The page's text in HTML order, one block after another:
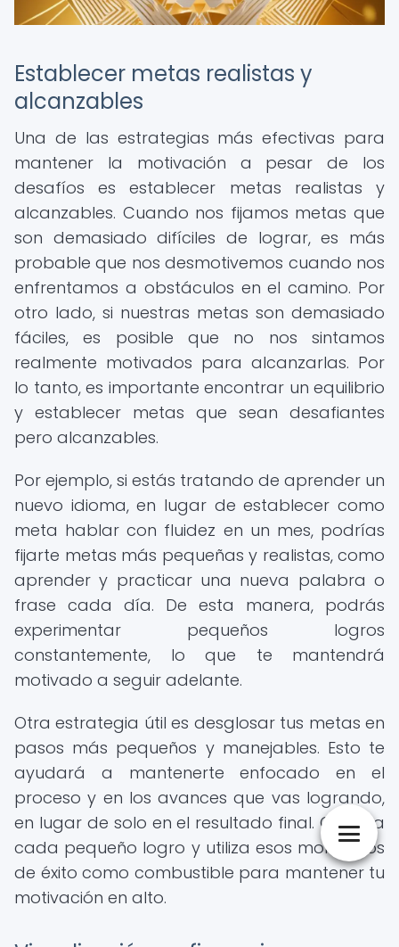
Establecer metas realistas y
alcanzables
Una de las estrategias más efectivas para
mantener la motivación a pesar de los
desafíos es establecer metas realistas y
alcanzables. Cuando nos fijamos metas que
son demasiado difíciles de lograr, es más
probable que nos desmotivemos cuando nos
enfrentamos a obstáculos en el camino. Por
otro lado, si nuestras metas son demasiado
fáciles, es posible que no nos sintamos
realmente motivados para alcanzarlas. Por
lo tanto, es importante encontrar un equilibrio
y establecer metas que sean desafiantes
pero alcanzables.
Por ejemplo, si estás tratando de aprender un
nuevo idioma, en lugar de establecer como
meta hablar con fluidez en un mes, podrías
fijarte metas más pequeñas y realistas, como
aprender y practicar una nueva palabra o
frase cada día. De esta manera, podrás
experimentar pequeños logros
constantemente, lo que te mantendrá
motivado a seguir adelante.
Otra estrategia útil es desglosar tus metas en
pasos más pequeños y manejables. Esto te
ayudará a mantenerte enfocado en el
proceso y en los avances que vas logrando,
en lugar de solo en el resultado final. Celebra
cada pequeño logro y utiliza esos momentos
de éxito como combustible para mantener tu
motivación en alto.